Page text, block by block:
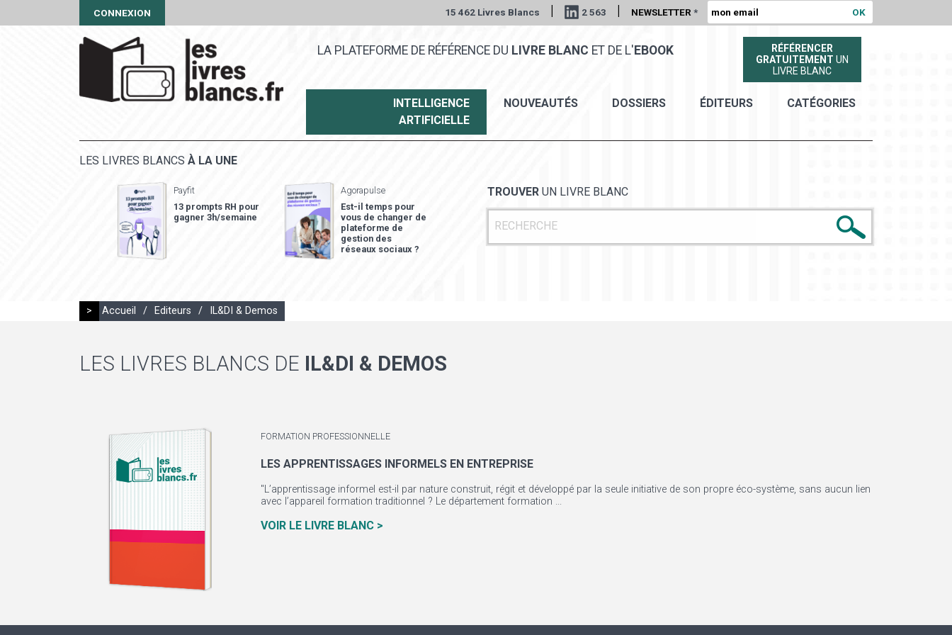
CONNEXION 15 462 Livres Blancs | 2 563 | NEWSLETTER *
LA PLATEFORME DE RÉFÉRENCE DU LIVRE BLANC ET DE L' EBOOK
RÉFÉRENCER
GRATUITEMENT UN
LIVRE BLANC
INTELLIGENCE
ARTIFICIELLE
NOUVEAUTÉS DOSSIERS ÉDITEURS CATÉGORIES
LES LIVRES BLANCS À LA UNE
Payfit
13 prompts RH pour
gagner 3h/semaine
Agorapulse
Est-il temps pour
vous de changer de
plateforme de
gestion des
réseaux sociaux ?
TROUVER UN LIVRE BLANC
> Accueil / Editeurs / IL&DI & Demos
LES LIVRES BLANCS DE IL&DI & DEMOS
FORMATION PROFESSIONNELLE
LES APPRENTISSAGES INFORMELS EN ENTREPRISE
"L’apprentissage informel est-il par nature construit, régit et développé par la seule initiative de son propre éco-système, sans aucun lien
avec l’appareil formation traditionnel ? Le département formation ...
VOIR LE LIVRE BLANC >